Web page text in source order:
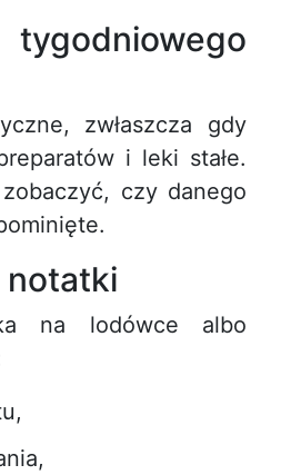
zwłaszcza gdy
i leki stałe.
czy danego
notatki
na lodówce albo